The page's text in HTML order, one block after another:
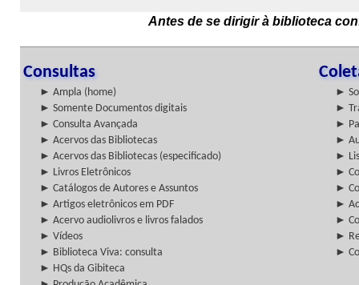
Antes de se dirigir à biblioteca
Consultas
► Ampla (home)
►
► Somente Documentos digitais
►
► Consulta Avançada
►
► Acervos das Bibliotecas
►
► Acervos das Bibliotecas (especificado)
►
► Livros Eletrônicos
►
► Catálogos de Autores e Assuntos
►
► Artigos eletrônicos em PDF
►
► Acervo audiolivros e livros falados
►
► Vídeos
►
► Biblioteca Viva: consulta
►
► HQs da Gibiteca